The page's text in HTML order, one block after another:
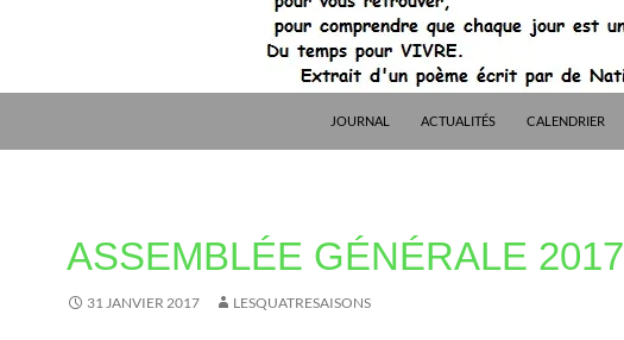
JOURNAL ACTUALITÉS CALENDRIER
ASSEMBLÉE GÉNÉRALE 2017
31 JANVIER 2017 LESQUATRESAISONS